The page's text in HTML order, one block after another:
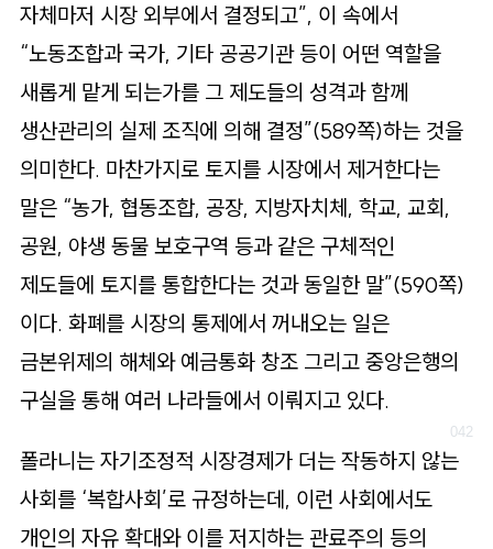
자체마저 시장 외부에서 결정되고”, 이 속에서
“노동조합과 국가, 기타 공공기관 등이 어떤 역할을
새롭게 맡게 되는가를 그 제도들의 성격과 함께
생산관리의 실제 조직에 의해 결정”(589쪽)하는 것을
의미한다. 마찬가지로 토지를 시장에서 제거한다는
말은 “농가, 협동조합, 공장, 지방자치체, 학교, 교회,
공원, 야생 동물 보호구역 등과 같은 구체적인
제도들에 토지를 통합한다는 것과 동일한 말”(590쪽)
이다. 화폐를 시장의 통제에서 꺼내오는 일은
금본위제의 해체와 예금통화 창조 그리고 중앙은행의
구실을 통해 여러 나라들에서 이뤄지고 있다.
폴라니는 자기조정적 시장경제가 더는 작동하지 않는
사회를 ‘복합사회’로 규정하는데, 이런 사회에서도
개인의 자유 확대와 이를 저지하는 관료주의 등의